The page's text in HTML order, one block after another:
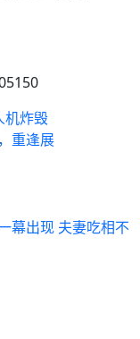
机炸毁
重逢展
幕出现 夫妻吃相不